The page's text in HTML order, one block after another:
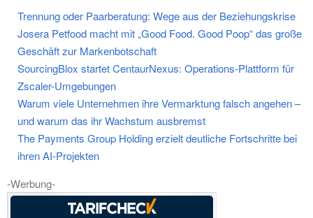
Trennung oder Paarberatung: Wege aus der Beziehungskrise
Josera Petfood macht mit „Good Food. Good Poop“ das große
Geschäft zur Markenbotschaft
SourcingBlox startet CentaurNexus: Operations-Plattform für
Zscaler-Umgebungen
Warum viele Unternehmen ihre Vermarktung falsch angehen –
und warum das ihr Wachstum ausbremst
The Payments Group Holding erzielt deutliche Fortschritte bei
ihren AI-Projekten
-Werbung-